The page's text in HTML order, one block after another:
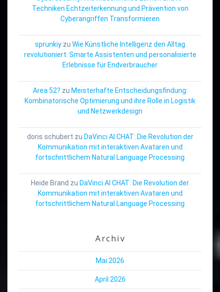
Techniken Echtzeiterkennung und Prävention von
Cyberangriffen Transformieren
sprunkiy zu Wie Künstliche Intelligenz den Alltag
revolutioniert: Smarte Assistenten und personalisierte
Erlebnisse für Endverbraucher
Area 52? zu Meisterhafte Entscheidungsfindung:
Kombinatorische Optimierung und ihre Rolle in Logistik
und Netzwerkdesign
doris schubert zu DaVinci AI CHAT: Die Revolution der
Kommunikation mit interaktiven Avataren und
fortschrittlichem Natural Language Processing
Heide Brand zu DaVinci AI CHAT: Die Revolution der
Kommunikation mit interaktiven Avataren und
fortschrittlichem Natural Language Processing
Archiv
Mai 2026
April 2026